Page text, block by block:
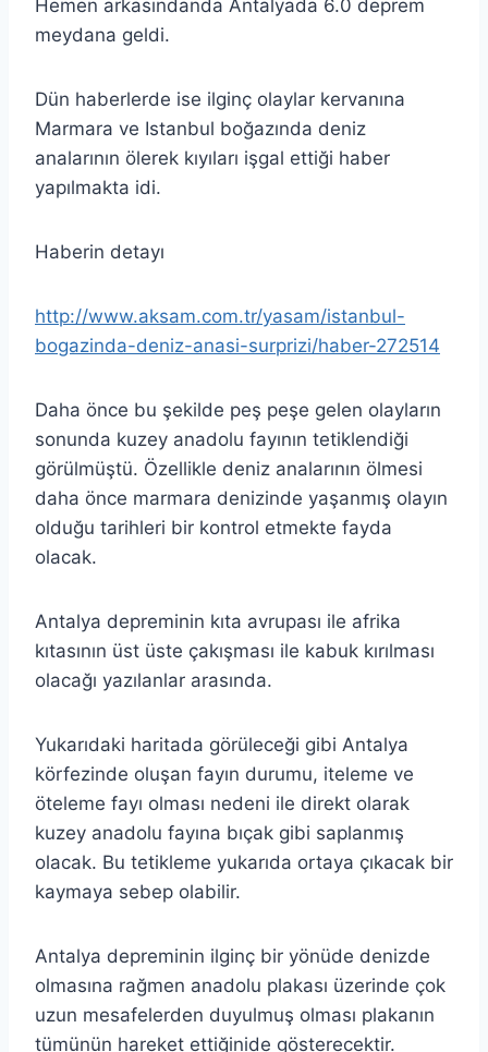
Hemen arkasındanda Antalyada 6.0 deprem
meydana geldi.
Dün haberlerde ise ilginç olaylar kervanına
Marmara ve Istanbul boğazında deniz
analarının ölerek kıyıları işgal ettiği haber
yapılmakta idi.
Haberin detayı
http://www.aksam.com.tr/yasam/istanbul-
bogazinda-deniz-anasi-surprizi/haber-272514
Daha önce bu şekilde peş peşe gelen olayların
sonunda kuzey anadolu fayının tetiklendiği
görülmüştü. Özellikle deniz analarının ölmesi
daha önce marmara denizinde yaşanmış olayın
olduğu tarihleri bir kontrol etmekte fayda
olacak.
Antalya depreminin kıta avrupası ile afrika
kıtasının üst üste çakışması ile kabuk kırılması
olacağı yazılanlar arasında.
Yukarıdaki haritada görüleceği gibi Antalya
körfezinde oluşan fayın durumu, iteleme ve
öteleme fayı olması nedeni ile direkt olarak
kuzey anadolu fayına bıçak gibi saplanmış
olacak. Bu tetikleme yukarıda ortaya çıkacak bir
kaymaya sebep olabilir.
Antalya depreminin ilginç bir yönüde denizde
olmasına rağmen anadolu plakası üzerinde çok
uzun mesafelerden duyulmuş olması plakanın
tümünün hareket ettiğinide gösterecektir.